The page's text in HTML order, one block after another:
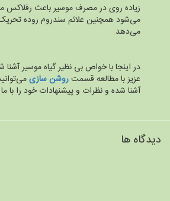
زیاده روی در مصرف موسیر باعث
می‌شود همچنین علائم سندروم روده
می‌دهد.
در اینجا با خواص بی نظیر گیاه موسیر
عزیز با مطالعه قسمتروشن سازی
آشنا شده و نظرات و پیشنهادات خود را با
دیدگاه ها